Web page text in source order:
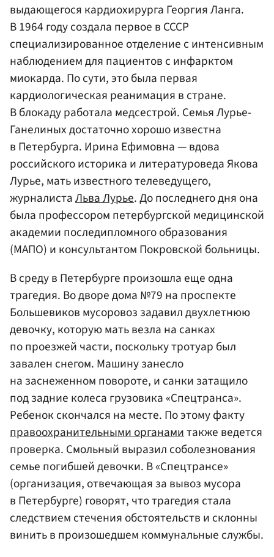
выдающегося кардиохирурга Георгия Ланга.
В 1964 году создала первое в СССР
специализированное отделение с интенсивным
наблюдением для пациентов с инфарктом
миокарда. По сути, это была первая
кардиологическая реанимация в стране.
В блокаду работала медсестрой. Семья Лурье-
Ганелиных достаточно хорошо известна
в Петербурга. Ирина Ефимовна — вдова
российского историка и литературоведа Якова
Лурье, мать известного телеведущего,
журналистаЛьва Лурье. До последнего дня она
была профессором петербургской медицинской
академии последипломного образования
(МАПО) и консультантом Покровской больницы.
В среду в Петербурге произошла еще одна
трагедия. Во дворе дома №79 на проспекте
Большевиков мусоровоз задавил двухлетнюю
девочку, которую мать везла на санках
по проезжей части, поскольку тротуар был
завален снегом. Машину занесло
на заснеженном повороте, и санки затащило
под задние колеса грузовика «Спецтранса».
Ребенок скончался на месте. По этому факту
правоохранительными органамитакже ведется
проверка. Смольный выразил соболезнования
семье погибшей девочки. В «Спецтрансе»
(организация, отвечающая за вывоз мусора
в Петербурге) говорят, что трагедия стала
следствием стечения обстоятельств и склонны
винить в произошедшем коммунальные службы.